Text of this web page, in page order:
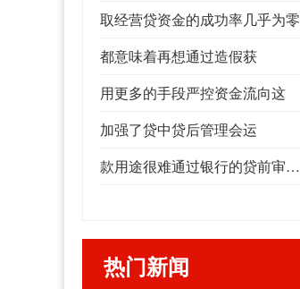
取经营贷资金的成功率几乎为零
都意味着再想通过造假获
用更多的手段严控资金流向这
加强了贷中贷后管理会运
款用途很难通过银行的贷前审查加之银行均已
热门新闻